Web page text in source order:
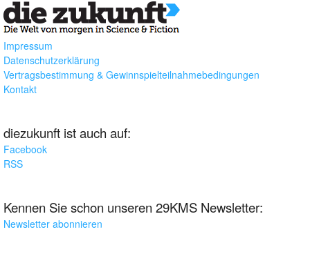
Impressum
Datenschutzerklärung
Vertragsbestimmung & Gewinnspielteilnahmebedingungen
Kontakt
diezukunft ist auch auf:
Facebook
RSS
Kennen Sie schon unseren 29KMS Newsletter:
Newsletter abonnieren